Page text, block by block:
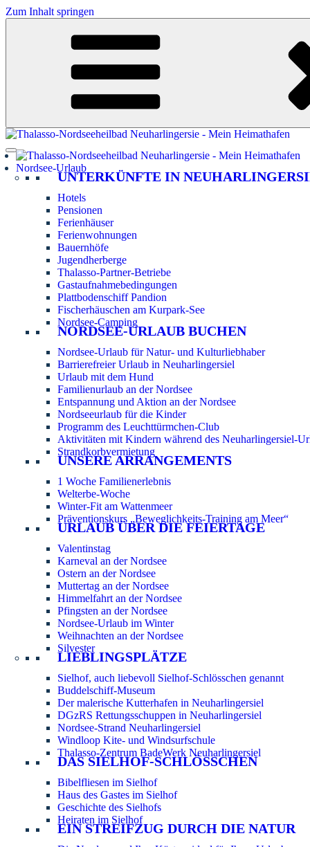
Zum Inhalt springen
Nordsee-Urlaub
UNTERKÜNFTE IN
Hotels
Pensionen
Ferienhäuser
Ferienwohnungen
Bauernhöfe
Jugendherberge
Thalasso-Partner-Betriebe
Gastaufnahmebedingungen
Plattbodenschiff Pandion
Fischerhäuschen am Kurpark-See
Nordsee-Camping
NORDSEE-URLAUB BUCHEN
Nordsee-Urlaub für Natur- und Kulturliebhaber
Barrierefreier Urlaub in Neuharlingersiel
Urlaub mit dem Hund
Familienurlaub an der Nordsee
Entspannung und Aktion an der Nordsee
Nordseeurlaub für die Kinder
Programm des Leuchttürmchen-Club
Aktivitäten mit Kindern während des Neuharlingersiel-
Strandkorbvermietung
UNSERE ARRANGEMENTS
1 Woche Familienerlebnis
Welterbe-Woche
Winter-Fit am Wattenmeer
Präventionskurs „Beweglichkeits-Training am Meer“
URLAUB ÜBER DIE FEIERTAGE
Valentinstag
Karneval an der Nordsee
Ostern an der Nordsee
Muttertag an der Nordsee
Himmelfahrt an der Nordsee
Pfingsten an der Nordsee
Nordsee-Urlaub im Winter
Weihnachten an der Nordsee
Silvester
LIEBLINGSPLÄTZE
Sielhof, auch liebevoll Sielhof-Schlösschen genannt
Buddelschiff-Museum
Der malerische Kutterhafen in Neuharlingersiel
DGzRS Rettungsschuppen in Neuharlingersiel
Nordsee-Strand Neuharlingersiel
Windloop Kite- und Windsurfschule
Thalasso-Zentrum BadeWerk Neuharlingersiel
DAS SIELHOF-SCHLÖSSCHEN
Bibelfliesen im Sielhof
Haus des Gastes im Sielhof
Geschichte des Sielhofs
Heiraten im Sielhof
EIN STREIFZUG DURCH DIE NATUR